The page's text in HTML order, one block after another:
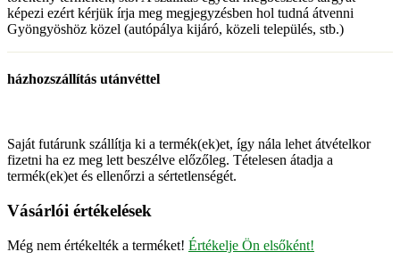
képezi ezért kérjük írja meg megjegyzésben hol tudná átvenni
Gyöngyöshöz közel (autópálya kijáró, közeli település, stb.)
házhozszállítás utánvéttel
Saját futárunk szállítja ki a termék(ek)et, így nála lehet átvételkor
fizetni ha ez meg lett beszélve előzőleg. Tételesen átadja a
termék(ek)et és ellenőrzi a sértetlenségét.
Vásárlói értékelések
Még nem értékelték a terméket! Értékelje Ön elsőként!